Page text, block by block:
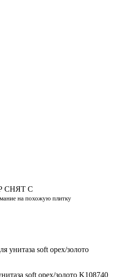
СНЯТ С
на похожую плитку
унитаза soft орех/золото